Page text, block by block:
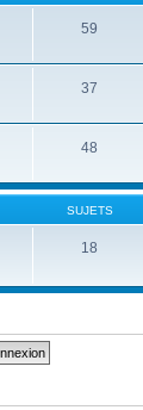
59
37
48
SUJETS
18